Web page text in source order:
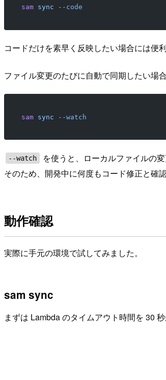
sam sync --code
コードだけを素早く反映したい場合には便
ファイル変更のたびに自動で同期したい場合
sam sync --watch
--watch
を使うと、ローカルファイルの
そのため、開発中に何度もコード修正と確
動作確認
実際に手元の環境で試してみました。
sam sync
まずは Lambda のタイムアウト時間を 30